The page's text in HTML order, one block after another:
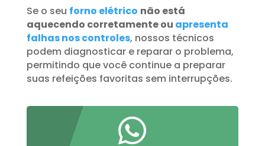
Se o seu forno elétrico não está
aquecendo corretamente ou apresenta
falhas nos controles, nossos técnicos
podem diagnosticar e reparar o problema,
permitindo que você continue a preparar
suas refeições favoritas sem interrupções.
